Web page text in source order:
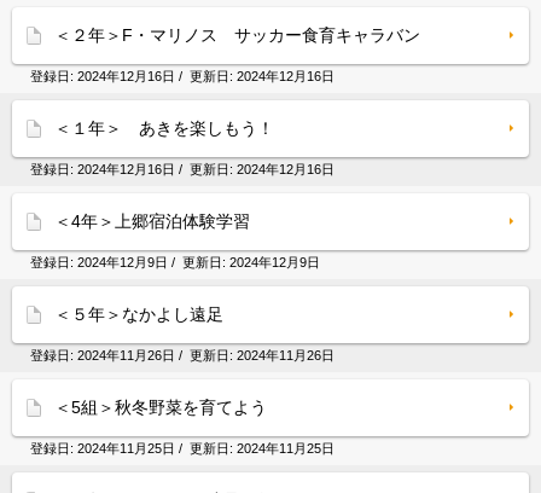
＜２年＞F・マリノス サッカー食育キャラバン
登録日: 2024年12月16日 / 更新日: 2024年12月16日
＜１年＞ あきを楽しもう！
登録日: 2024年12月16日 / 更新日: 2024年12月16日
＜4年＞上郷宿泊体験学習
登録日: 2024年12月9日 / 更新日: 2024年12月9日
＜５年＞なかよし遠足
登録日: 2024年11月26日 / 更新日: 2024年11月26日
＜5組＞秋冬野菜を育てよう
登録日: 2024年11月25日 / 更新日: 2024年11月25日